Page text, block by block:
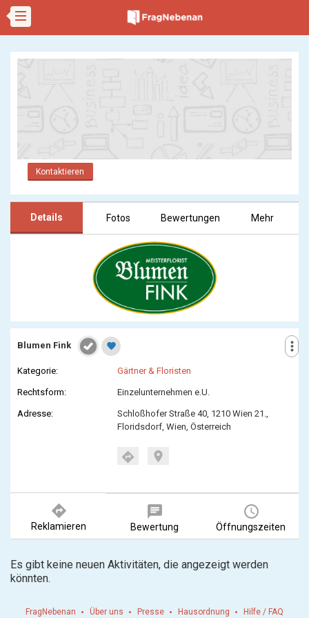
Kontaktieren
Details Fotos Bewertungen Mehr
more_vert
Blumen Fink favorite
Kategorie: Gärtner & Floristen
Rechtsform: Einzelunternehmen e.U.
Adresse:
Schloßhofer Straße 40, 1210 Wien 21.,
Floridsdorf, Wien, Österreich
directions location_on
directions
Reklamieren
chat
Bewertung
query_builder
Öffnungszeiten
Es gibt keine neuen Aktivitäten, die angezeigt werden
könnten.
FragNebenan Über uns Presse Hausordnung Hilfe / FAQ